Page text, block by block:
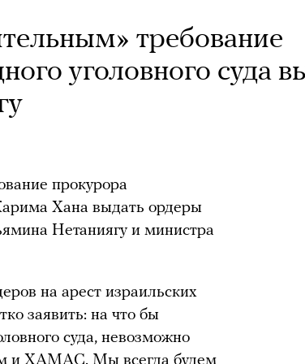
требование
уголовного суда
прокурора
Хана выдать ордеры
Нетаниягу и министра
на арест израильских
заявить: на что бы
суда, невозможно
и ХАМАС. Мы всегда будем